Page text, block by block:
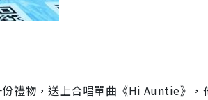
禮物，送上合唱單曲《Hi Auntie》，